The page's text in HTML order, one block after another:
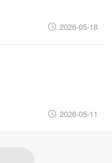
2026-05-18
2026-05-11